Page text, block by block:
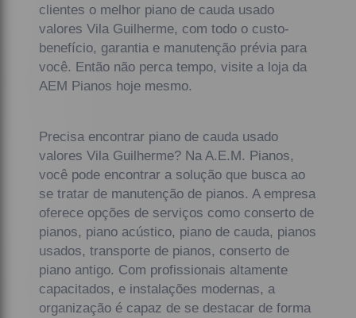
clientes o melhor piano de cauda usado
valores Vila Guilherme, com todo o custo-
benefício, garantia e manutenção prévia para
você. Então não perca tempo, visite a loja da
AEM Pianos hoje mesmo.
Precisa encontrar piano de cauda usado
valores Vila Guilherme? Na A.E.M. Pianos,
você pode encontrar a solução que busca ao
se tratar de manutenção de pianos. A empresa
oferece opções de serviços como conserto de
pianos, piano acústico, piano de cauda, pianos
usados, transporte de pianos, conserto de
piano antigo. Com profissionais altamente
capacitados, e instalações modernas, a
organização é capaz de se destacar de forma